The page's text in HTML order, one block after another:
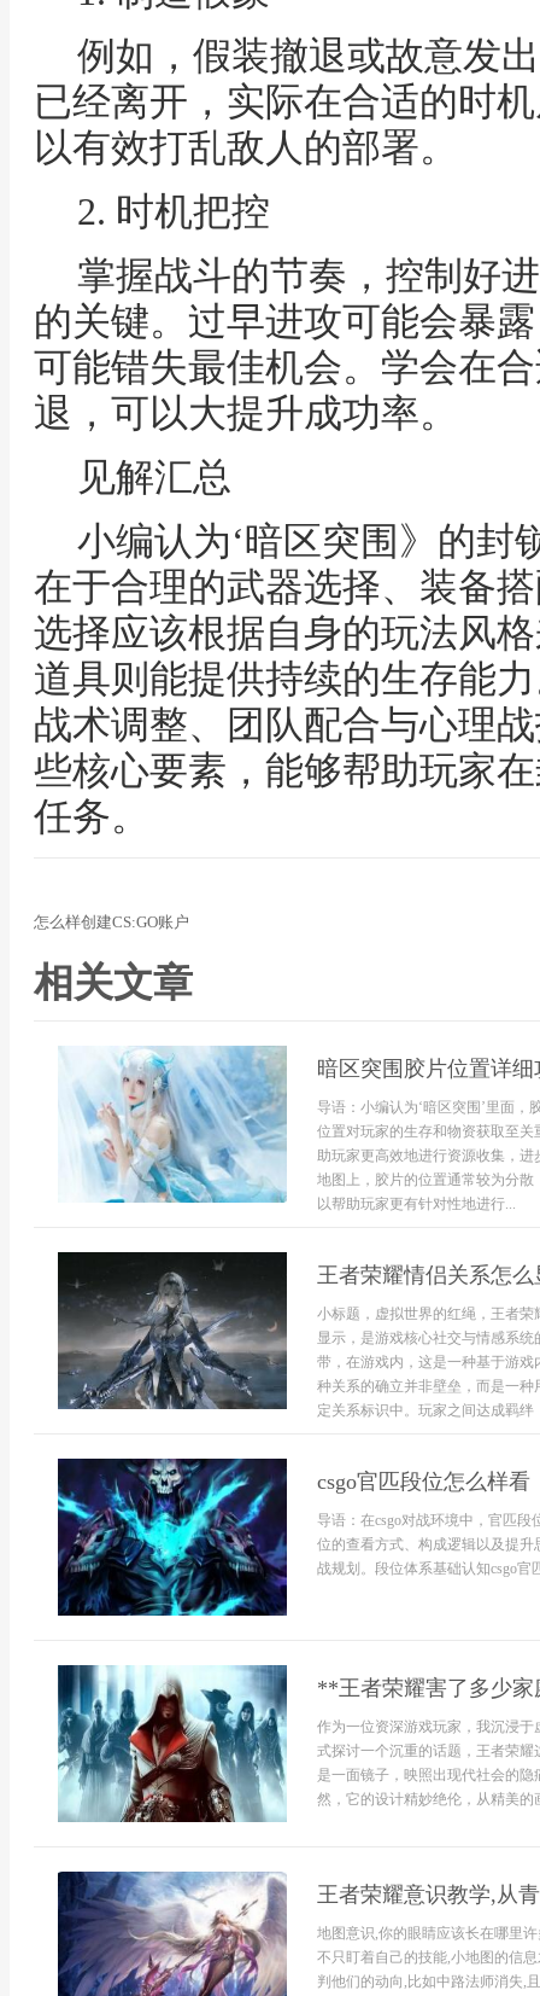
例如，假装撤退或故意发
已经离开，实际在合适的时
以有效打乱敌人的部署。
2. 时机把控
掌握战斗的节奏，控制好
的关键。过早进攻可能会暴
可能错失最佳机会。学会在
退，可以大提升成功率。
见解汇总
小编认为‘暗区突围》的封
在于合理的武器选择、装备
选择应该根据自身的玩法风
道具则能提供持续的生存能
战术调整、团队配合与心理
些核心要素，能够帮助玩家
任务。
怎么样创建CS:GO账户
相关文章
暗区突围胶片位置详细
导语：小编认为‘暗区突围’里面
位置对玩家的生存和物资获取至
助玩家更高效地进行资源收集，进
地图上，胶片的位置通常较为分
以帮助玩家更有针对性地进行...
王者荣耀情侣关系怎
小标题，虚拟世界的红绳，王者
显示，是游戏核心社交与情感系
带，在游戏内，这是一种基于游
种关系的确立并非壁垒，而是一
定关系标识中。玩家之间达成羁绊
csgo官匹段位怎么样看
导语：在csgo对战环境中，官匹
位的查看方式、构成逻辑以及提
战规划。段位体系基础认知csgo官
**王者荣耀害了多少
作为一位资深游戏玩家，我沉浸
式探讨一个沉重的话题，王者荣
是一面镜子，映照出现代社会的
然，它的设计精妙绝伦，从精美
王者荣耀意识教学,从
地图意识,你的眼睛应该长在哪里
不只盯着自己的技能,小地图的信
判他们的动向,比如中路法师消失,